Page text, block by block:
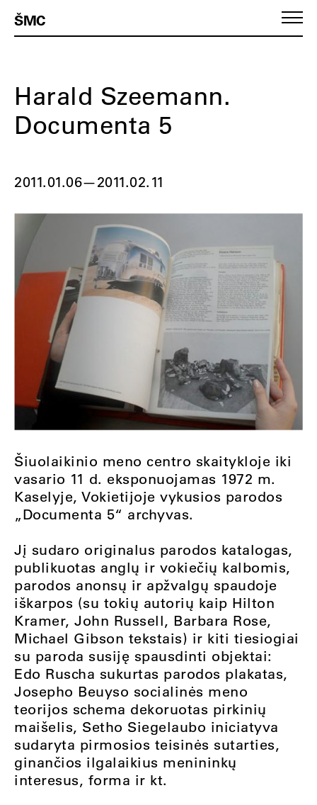
ŠMC
Harald Szeemann.
Documenta 5
2011.01.06—2011.02.11
Šiuolaikinio meno centro skaitykloje iki
vasario 11 d. eksponuojamas 1972 m.
Kaselyje, Vokietijoje vykusios parodos
„Documenta 5“ archyvas.
Jį sudaro originalus parodos katalogas,
publikuotas anglų ir vokiečių kalbomis,
parodos anonsų ir apžvalgų spaudoje
iškarpos (su tokių autorių kaip Hilton
Kramer, John Russell, Barbara Rose,
Michael Gibson tekstais) ir kiti tiesiogiai
su paroda susiję spausdinti objektai:
Edo Ruscha sukurtas parodos plakatas,
Josepho Beuyso socialinės meno
teorijos schema dekoruotas pirkinių
maišelis, Setho Siegelaubo iniciatyva
sudaryta pirmosios teisinės sutarties,
ginančios ilgalaikius menininkų
interesus, forma ir kt.